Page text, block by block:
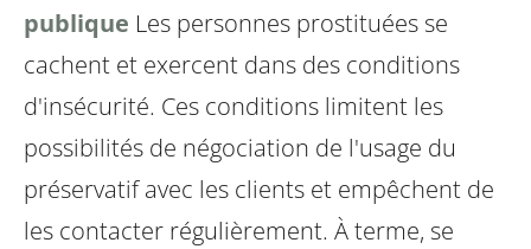
publique Les personnes prostituées se
cachent et exercent dans des conditions
d'insécurité. Ces conditions limitent les
possibilités de négociation de l'usage du
préservatif avec les clients et empêchent de
les contacter régulièrement. À terme, se